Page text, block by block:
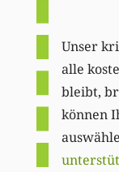
Unser
alle
bleibt,
können